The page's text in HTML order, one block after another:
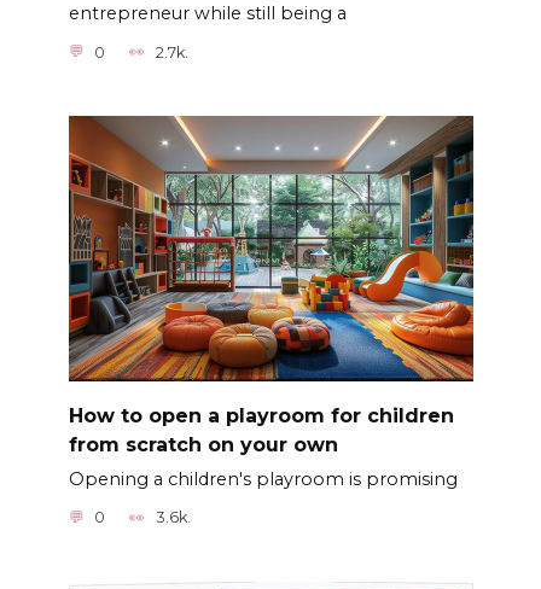
entrepreneur while still being a
0 2.7k.
How to open a playroom for children
from scratch on your own
Opening a children's playroom is promising
0 3.6k.